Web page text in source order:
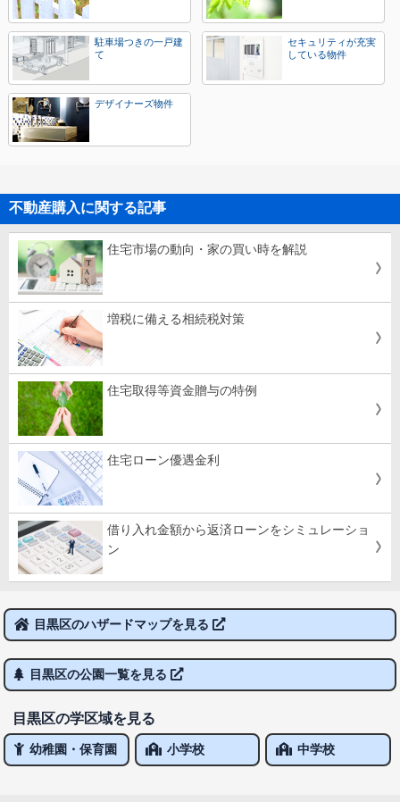
駐車場つきの一戸建
て
セキュリティが充実
している物件
デザイナーズ物件
不動産購入に関する記事
住宅市場の動向・家の買い時を解説
増税に備える相続税対策
住宅取得等資金贈与の特例
住宅ローン優遇金利
借り入れ金額から返済ローンをシミュレーショ
ン
目黒区のハザードマップを見る
目黒区の公園一覧を見る
目黒区の学区域を見る
幼稚園・保育園 小学校 中学校